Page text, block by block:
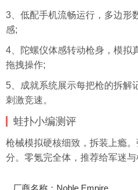
3、低配手机流畅运行，多边形
感;
4、陀螺仪体感转动枪身，模拟
拖拽操作;
5、成就系统展示每把枪的拆解
刺激竞速。
蛙扑小编测评
枪械模拟硬核细致，拆装上瘾
分。零氪完全体，推荐给军迷与
厂商名称：Noble Empire